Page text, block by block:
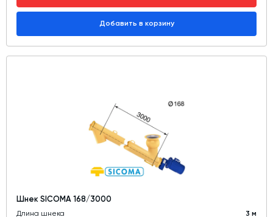
Добавить в корзину
Шнек SICOMA 168/3000
Длина шнека 3 м